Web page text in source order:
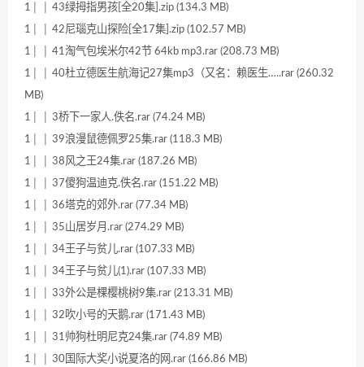
1│ │ 43绿拇指男孩[全20集].zip (134.3 MB)
1│ │ 42尼瑙克山探险[全17集].zip (102.57 MB)
1│ │ 41淘气包埃米尔42节 64kb mp3.rar (208.73 MB)
1│ │ 40杜立德医生航海记27集mp3（又名：赖医生…..rar (260.32
MB)
1│ │ 3桥下一家人.佚名.rar (74.24 MB)
1│ │ 39浪漫鼠德佩罗25集.rar (118.3 MB)
1│ │ 38风之王24集.rar (187.26 MB)
1│ │ 37傻狗温迪克.佚名.rar (151.22 MB)
1│ │ 36塔克的郊外.rar (77.34 MB)
1│ │ 35山居岁月.rar (274.29 MB)
1│ │ 34王子与贫儿.rar (107.33 MB)
1│ │ 34王子与贫儿(1).rar (107.33 MB)
1│ │ 33外公是棵樱桃树9集.rar (213.31 MB)
1│ │ 32吹小号的天鹅.rar (171.43 MB)
1│ │ 31帅狗杜明尼克24集.rar (74.89 MB)
1│ │ 30国际大奖小说夏洛的网.rar (166.86 MB)